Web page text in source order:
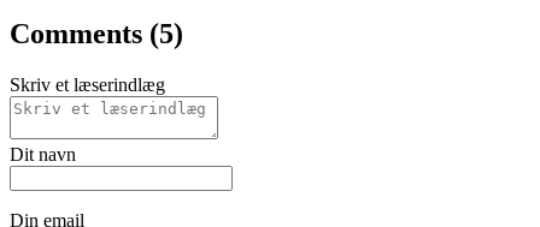
Comments (5)
Skriv et læserindlæg
Dit navn
Din email